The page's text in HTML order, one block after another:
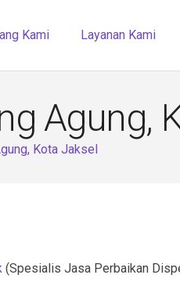
Kami Layanan Kami
Agung,
Kota Jaksel
(Spesialis Jasa Perbaikan